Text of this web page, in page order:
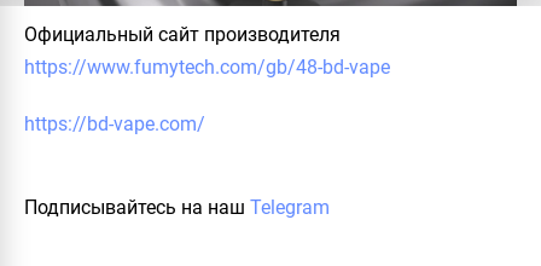
Официальный сайт производителя
https://www.fumytech.com/gb/48-bd-vape
https://bd-vape.com/
Подписывайтесь на наш Telegram